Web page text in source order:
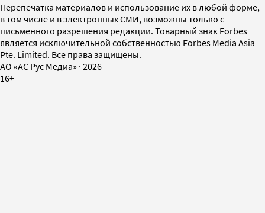
Перепечатка материалов и использование их в любой форме,
в том числе и в электронных СМИ, возможны только с
письменного разрешения редакции. Товарный знак Forbes
является исключительной собственностью Forbes Media Asia
Pte. Limited. Все права защищены.
AO «АС Рус Медиа» · 2026
16+